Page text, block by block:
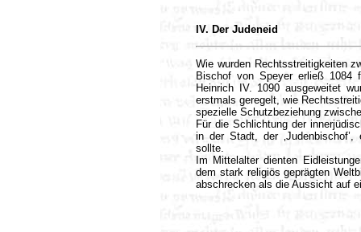
IV. Der Judeneid
Wie wurden Rechtsstreitigkeiten
Bischof von Speyer erließ 1084
Heinrich IV. 1090 ausgeweitet
erstmals geregelt, wie
spezielle Schutzbeziehung
Für die Schlichtung der
in der Stadt, der
sollte.
Im Mittelalter dienten
dem stark religiös geprägten
abschrecken als die Aussicht auf